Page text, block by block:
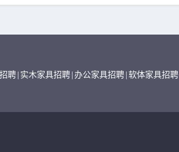
聘 实木家具招聘 办公家具招聘 软体家具招聘